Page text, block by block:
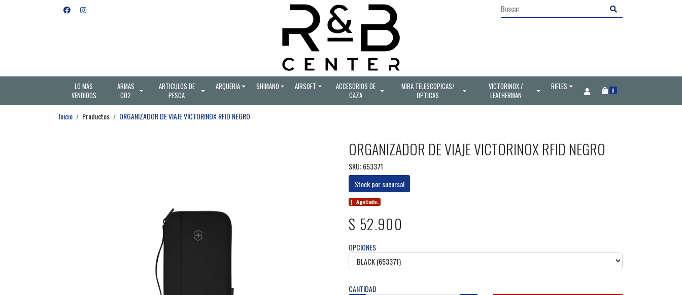
LO MÁS
VENDIDOS
ARMAS
CO2
ARTICULOS DE
PESCA
ARQUERIA SHIMANO AIRSOFT
ACCESORIOS DE
CAZA
MIRA TELESCOPICAS/
OPTICAS
VICTORINOX /
LEATHERMAN
RIFLES 0
Inicio Productos ORGANIZADOR DE VIAJE VICTORINOX RFID NEGRO
ORGANIZADOR DE VIAJE VICTORINOX RFID NEGRO
SKU: 653371
Stock por sucursal
Agotado.
$ 52.900
OPCIONES
CANTIDAD